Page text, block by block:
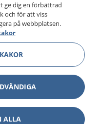
ge dig en förbättrad
och för att viss
på webbplatsen.
ALLA